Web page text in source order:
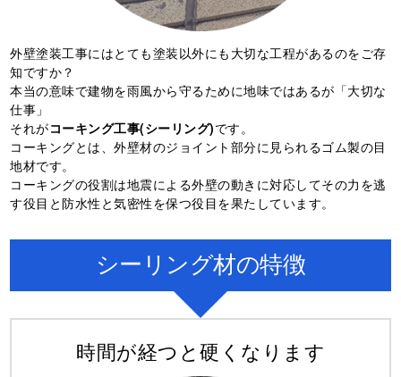
外壁塗装工事にはとても塗装以外にも大切な工程があるのをご存
知ですか？
本当の意味で建物を雨風から守るために地味ではあるが「大切な
仕事」
それがコーキング工事(シーリング)です。
コーキングとは、外壁材のジョイント部分に見られるゴム製の目
地材です。
コーキングの役割は地震による外壁の動きに対応してその力を逃
す役目と防水性と気密性を保つ役目を果たしています。
シーリング材の特徴
時間が経つと硬くなります